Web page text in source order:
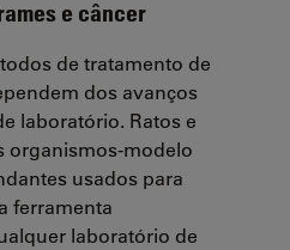
e câncer
de tratamento de
dos avanços
laboratório. Ratos e
organismos-modelo
usados para
ferramenta
laboratório de